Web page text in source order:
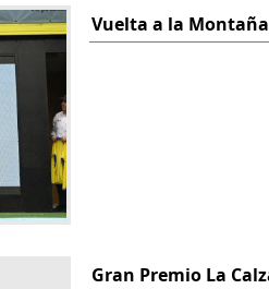
Vuelta a la
Gran Premio La